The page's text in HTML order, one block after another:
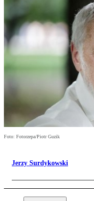
Foto: Fotorzepa/Piotr Guzik
Jerzy Surdykowski